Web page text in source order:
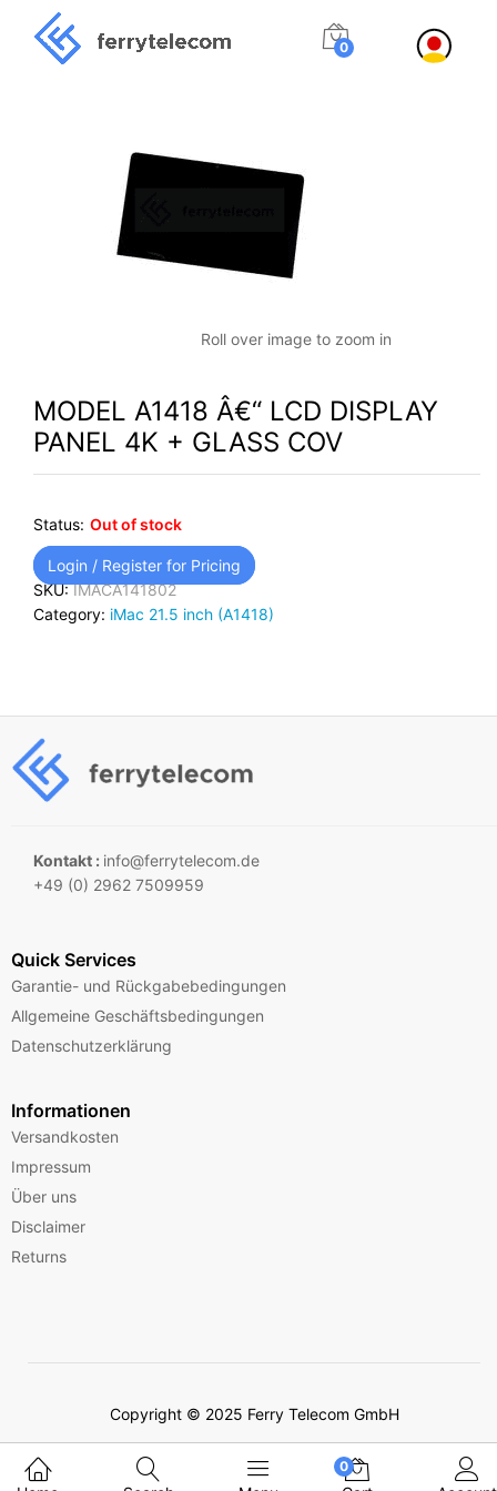
0
Roll over image to zoom in
MODEL A1418 Â€“ LCD DISPLAY
PANEL 4K + GLASS COV
Status: Out of stock
Login / Register for Pricing
SKU:IMACA141802
Category: iMac 21.5 inch (A1418)
Kontakt : info@ferrytelecom.de
+49 (0) 2962 7509959
Quick Services
Garantie- und Rückgabebedingungen
Allgemeine Geschäftsbedingungen
Datenschutzerklärung
Informationen
Versandkosten
Impressum
Über uns
Disclaimer
Returns
Copyright © 2025 Ferry Telecom GmbH
0